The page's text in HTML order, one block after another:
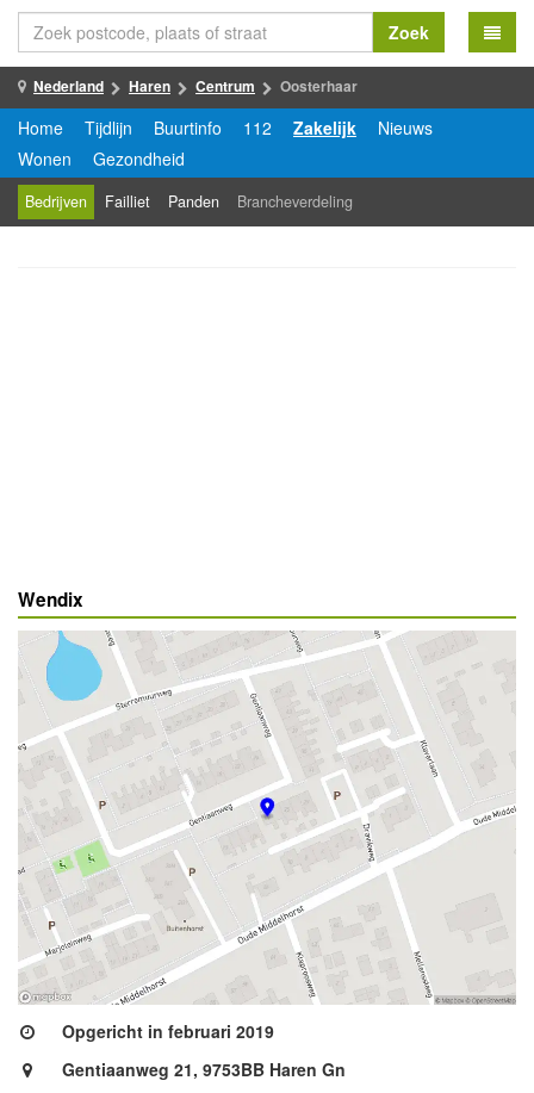
Zoek
Nederland Haren Centrum Oosterhaar
Home Tijdlijn Buurtinfo 112 Zakelijk
Nieuws
Wonen
Gezondheid
Bedrijven Failliet Panden Brancheverdeling
Wendix
Opgericht in februari 2019
Gentiaanweg 21, 9753BB Haren Gn